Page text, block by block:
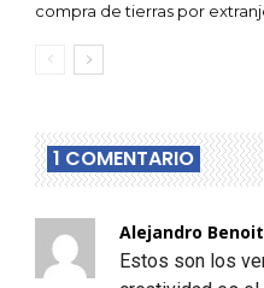
compra de tierras por
1 COMENTARIO
Alejandro Benoit
Estos son los